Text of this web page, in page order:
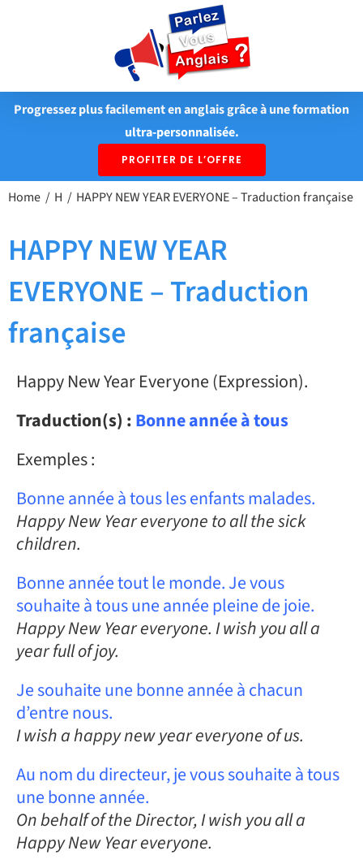
Progressez plus facilement en anglais grâce à une formation
ultra-personnalisée.
PROFITER DE L’OFFRE
Home H HAPPY NEW YEAR EVERYONE – Traduction française
HAPPY NEW YEAR
EVERYONE – Traduction
française
Happy New Year Everyone (Expression).
Traduction(s) :Bonne année à tous
Exemples :
Bonne année à tous les enfants malades.
Happy New Year everyone to all the sick
children.
Bonne année tout le monde. Je vous
souhaite à tous une année pleine de joie.
Happy New Year everyone. I wish you all a
year full of joy.
Je souhaite une bonne année à chacun
d’entre nous.
I wish a happy new year everyone of us.
Au nom du directeur, je vous souhaite à tous
une bonne année.
On behalf of the Director, I wish you all a
Happy New Year everyone.